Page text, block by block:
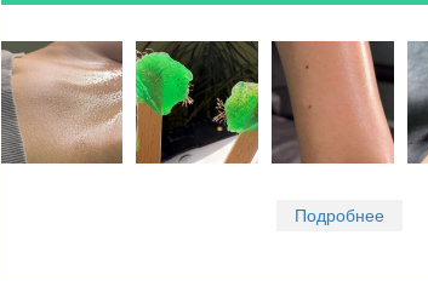
Подробнее